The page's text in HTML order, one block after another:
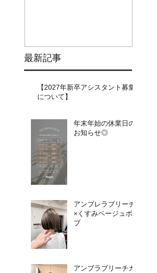
最新記事
【2027年新卒アシスタント募集
について】​​
年末年始の休業日の
お知らせ◎
アンブレラブリーチ
×くすみベージュボ
ブ
アンブラブリーチカ